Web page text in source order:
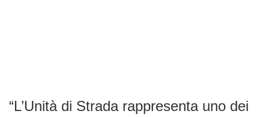
“L’Unità di Strada rappresenta uno dei